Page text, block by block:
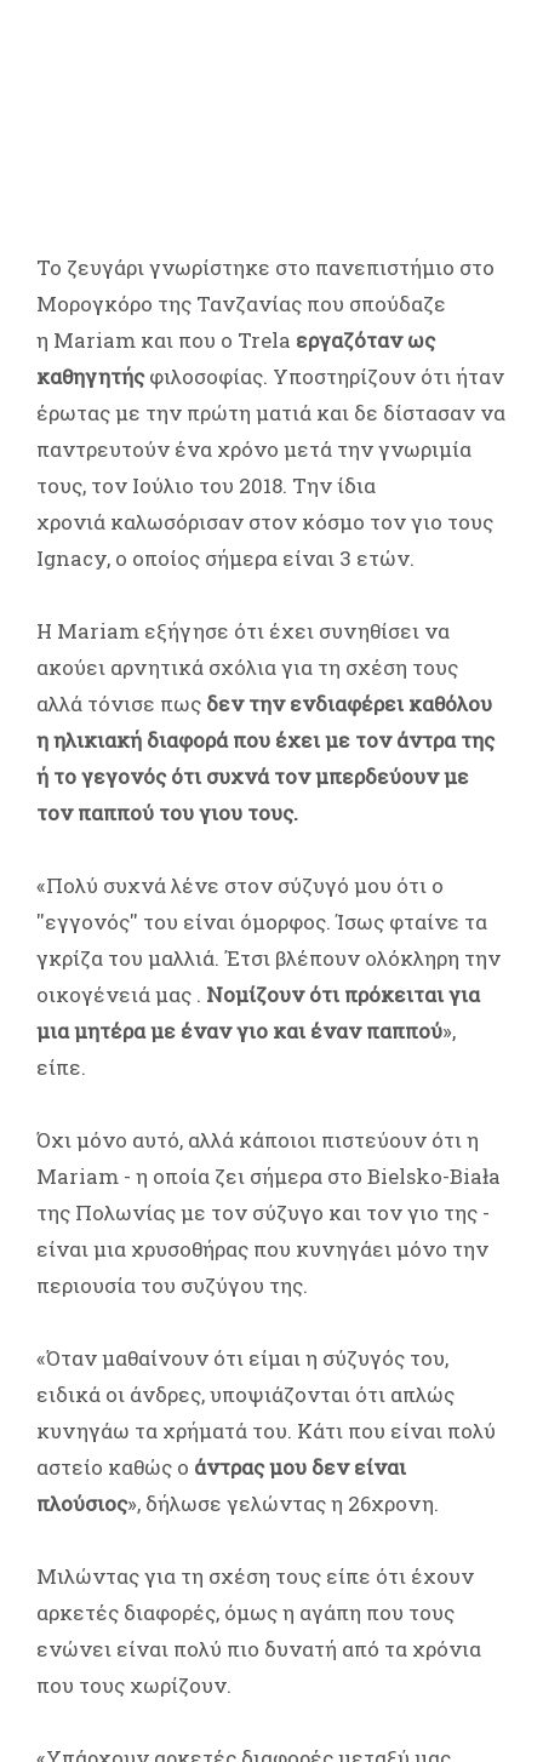
Το ζευγάρι γνωρίστηκε στο πανεπιστήμιο στο
Μορογκόρο της Τανζανίας που σπούδαζε
η Mariam και που ο Trela εργαζόταν ως
καθηγητήςφιλοσοφίας. Υποστηρίζουν ότι ήταν
έρωτας με την πρώτη ματιά και δε δίστασαν να
παντρευτούν ένα χρόνο μετά την γνωριμία
τους, τον Ιούλιο του 2018. Την ίδια
χρονιά καλωσόρισαν στον κόσμο τον γιο τους
Ignacy, ο οποίος σήμερα είναι 3 ετών.
Η Mariam εξήγησε ότι έχει συνηθίσει να
ακούει αρνητικά σχόλια για τη σχέση τους
αλλά τόνισε πως δεν την ενδιαφέρει καθόλου
η ηλικιακή διαφορά που έχει με τον άντρα της
ή το γεγονός ότι συχνά τον μπερδεύουν με
τον παππού του γιου τους.
«Πολύ συχνά λένε στον σύζυγό μου ότι ο
''εγγονός'' του είναι όμορφος. Ίσως φταίνε τα
γκρίζα του μαλλιά. Έτσι βλέπουν ολόκληρη την
οικογένειά μας . Νομίζουν ότι πρόκειται για
μια μητέρα με έναν γιο και έναν παππού»,
είπε.
Όχι μόνο αυτό, αλλά κάποιοι πιστεύουν ότι η
Mariam - η οποία ζει σήμερα στο Bielsko-Biała
της Πολωνίας με τον σύζυγο και τον γιο της -
είναι μια χρυσοθήρας που κυνηγάει μόνο την
περιουσία του συζύγου της.
«Όταν μαθαίνουν ότι είμαι η σύζυγός του,
ειδικά οι άνδρες, υποψιάζονται ότι απλώς
κυνηγάω τα χρήματά του. Κάτι που είναι πολύ
αστείο καθώς ο άντρας μου δεν είναι
πλούσιος», δήλωσε γελώντας η 26χρονη.
Μιλώντας για τη σχέση τους είπε ότι έχουν
αρκετές διαφορές, όμως η αγάπη που τους
ενώνει είναι πολύ πιο δυνατή από τα χρόνια
που τους χωρίζουν.